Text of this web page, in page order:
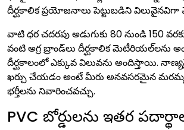
దీర్ఘకాలిక ప్రయోజనాలు పెట్టుబడిని
వాటి ధర చదరపు అడుగుకు ₹80 నుండి ₹150
వంటి అగ్ర బ్రాండ్‌లు దీర్ఘకాలిక మెటీరియల్‌లను
దీర్ఘకాలంలో ఎక్కువ విలువను అందిస్తాయి.
ఖర్చు చేయడం అంటే మీరు అనవసరమైన
భర్తీలను నివారించవచ్చు.
PVC బోర్డులను ఇతర